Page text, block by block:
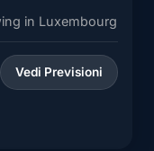
in Luxembourg
Vedi Previsioni